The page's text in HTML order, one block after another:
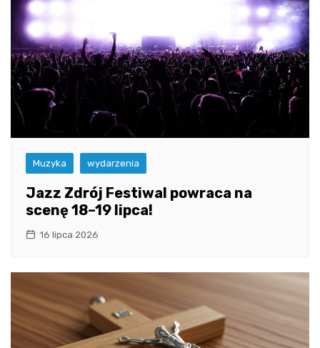
Muzyka wydarzenia
Jazz Zdrój Festiwal powraca na
scenę 18–19 lipca!
16 lipca 2026